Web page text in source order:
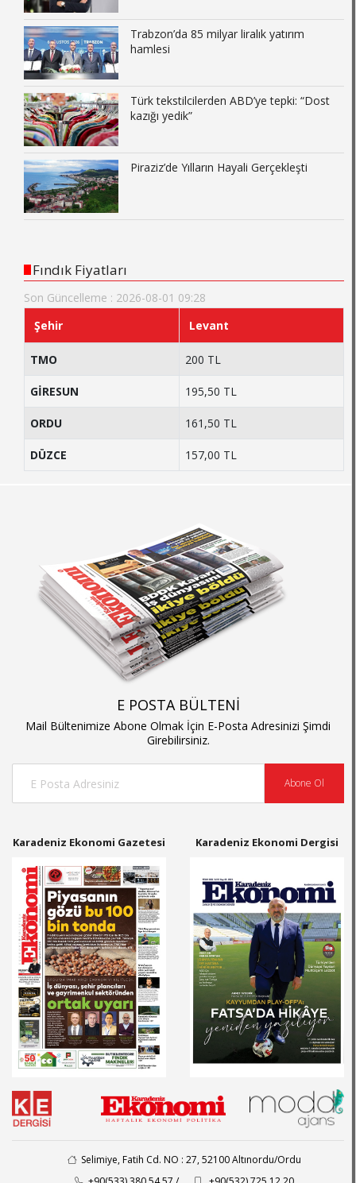
Trabzon’da 85 milyar liralık yatırım
hamlesi
Türk tekstilcilerden ABD’ye tepki: “Dost
kazığı yedik”
Piraziz’de Yılların Hayali Gerçekleşti
Fındık Fiyatları
Son Güncelleme : 2026-08-01 09:28
Şehir
Levant
TMO 200 TL
GİRESUN 195,50 TL
ORDU 161,50 TL
DÜZCE 157,00 TL
E POSTA BÜLTENİ
Mail Bültenimize Abone Olmak İçin E-Posta Adresinizi Şimdi
Girebilirsiniz.
Abone Ol
Karadeniz Ekonomi Gazetesi Karadeniz Ekonomi Dergisi
Selimiye, Fatih Cd. NO : 27, 52100 Altınordu/Ordu